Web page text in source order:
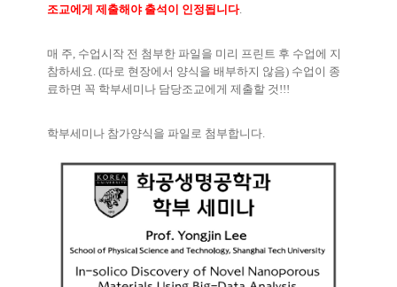
조교에게 제출해야 출석이 인정됩니다.
매 주, 수업시작 전 첨부한 파일을 미리 프린트 후 수업에 지
참하세요. (따로 현장에서 양식을 배부하지 않음) 수업이 종
료하면 꼭 학부세미나 담당조교에게 제출할 것 !!!
학부세미나 참가양식을 파일로 첨부합니다.